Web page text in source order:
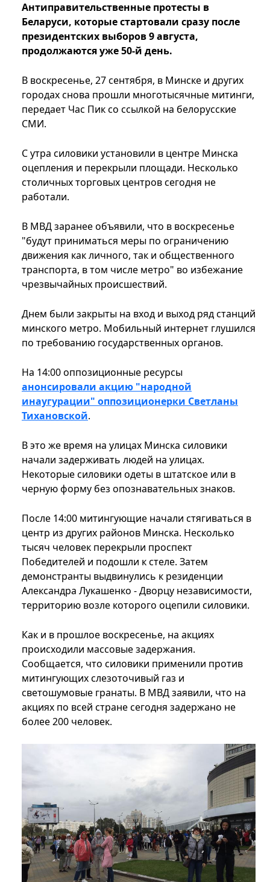
Антиправительственные протесты в
Беларуси, которые стартовали сразу после
президентских выборов 9 августа,
продолжаются уже 50-й день.
В воскресенье, 27 сентября, в Минске и других
городах снова прошли многотысячные митинги,
передает Час Пик со ссылкой на белорусские
СМИ.
С утра силовики установили в центре Минска
оцепления и перекрыли площади. Несколько
столичных торговых центров сегодня не
работали.
В МВД заранее объявили, что в воскресенье
"будут приниматься меры по ограничению
движения как личного, так и общественного
транспорта, в том числе метро" во избежание
чрезвычайных происшествий.
Днем были закрыты на вход и выход ряд станций
минского метро. Мобильный интернет глушился
по требованию государственных органов.
На 14:00 оппозиционные ресурсы
анонсировали акцию "народной
инаугурации" оппозиционерки Светланы
Тихановской.
В это же время на улицах Минска силовики
начали задерживать людей на улицах.
Некоторые силовики одеты в штатское или в
черную форму без опознавательных знаков.
После 14:00 митингующие начали стягиваться в
центр из других районов Минска. Несколько
тысяч человек перекрыли проспект
Победителей и подошли к стеле. Затем
демонстранты выдвинулись к резиденции
Александра Лукашенко - Дворцу независимости,
территорию возле которого оцепили силовики.
Как и в прошлое воскресенье, на акциях
происходили массовые задержания.
Сообщается, что силовики применили против
митингующих слезоточивый газ и
светошумовые гранаты. В МВД заявили, что на
акциях по всей стране сегодня задержано не
более 200 человек.